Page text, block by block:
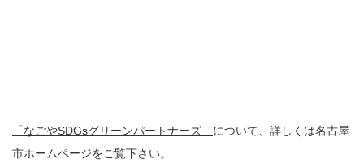
「なごやSDGsグリーンパートナーズ」 について、詳しくは名古屋
市ホームページをご覧下さい。